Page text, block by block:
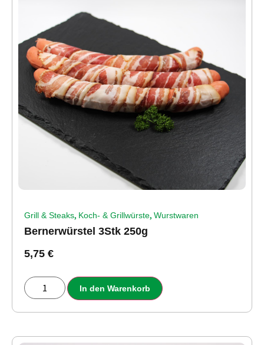
Grill & Steaks, Koch- & Grillwürste, Wurstwaren
Bernerwürstel 3Stk 250g
5,75 €
In den Warenkorb